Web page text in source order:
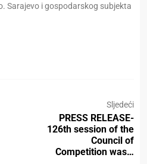
Sarajevo i gospodarskog subjekta
Sljedeći
PRESS RELEASE-
126th session of the
Council of
Competition was…